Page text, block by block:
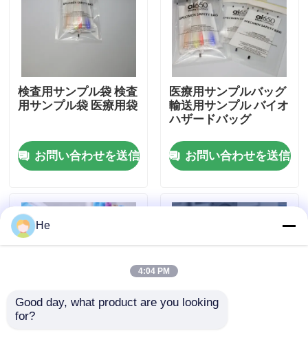
ビデオ
わたしたち に つい て
品質管理
ニュース
95Kpa袋
検査用サンプル袋 検査
用サンプル袋 医療用袋
お問い合わせを送信
医療用サンプルバッグ
輸送用サンプル バイオ
ハザードバッグ
お問い合わせを送信
He
4:04 PM
Good day, what product are you looking
for?